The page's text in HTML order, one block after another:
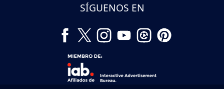
SÍGUENOS EN